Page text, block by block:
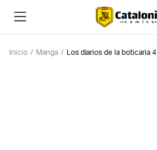
Inicio Manga Los diarios de la boticaria 4